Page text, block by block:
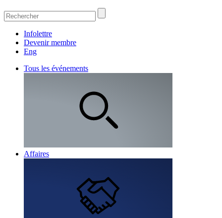
Infolettre
Devenir membre
Eng
Tous les événements
Affaires